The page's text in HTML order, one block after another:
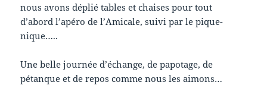
nous avons déplié tables et chaises pour tout
d’abord l’apéro de l’Amicale, suivi par le pique-
nique…..
Une belle journée d’échange, de papotage, de
pétanque et de repos comme nous les aimons…